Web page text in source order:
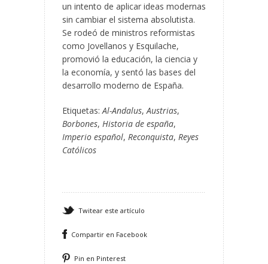
un intento de aplicar ideas modernas
sin cambiar el sistema absolutista.
Se rodeó de ministros reformistas
como Jovellanos y Esquilache,
promovió la educación, la ciencia y
la economía, y sentó las bases del
desarrollo moderno de España.
Etiquetas:Al-Andalus,Austrias,
Borbones, Historia de españa,
Imperio español, Reconquista, Reyes
Católicos
Twitear este artículo
Compartir en Facebook
Pin en Pinterest